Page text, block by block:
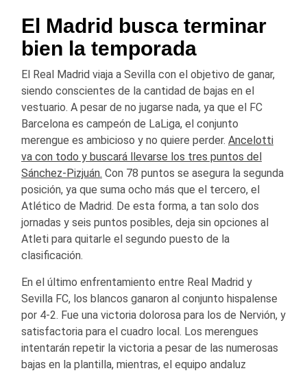
El Madrid busca terminar
bien la temporada
El Real Madrid viaja a Sevilla con el objetivo de ganar,
siendo conscientes de la cantidad de bajas en el
vestuario. A pesar de no jugarse nada, ya que el FC
Barcelona es campeón de LaLiga, el conjunto
merengue es ambicioso y no quiere perder. Ancelotti
va con todo y buscará llevarse los tres puntos del
Sánchez-Pizjuán. Con 78 puntos se asegura la segunda
posición, ya que suma ocho más que el tercero, el
Atlético de Madrid. De esta forma, a tan solo dos
jornadas y seis puntos posibles, deja sin opciones al
Atleti para quitarle el segundo puesto de la
clasificación.
En el último enfrentamiento entre Real Madrid y
Sevilla FC, los blancos ganaron al conjunto hispalense
por 4-2. Fue una victoria dolorosa para los de Nervión, y
satisfactoria para el cuadro local. Los merengues
intentarán repetir la victoria a pesar de las numerosas
bajas en la plantilla, mientras, el equipo andaluz